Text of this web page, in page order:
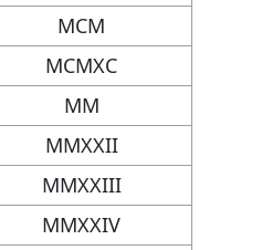
MCM
MCMXC
MM
MMXXII
MMXXIII
MMXXIV